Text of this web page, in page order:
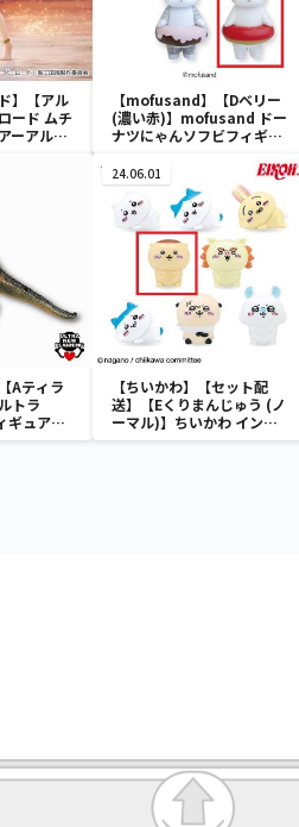
】【アル
ード ムチ
ーアルベ
【mofusand】【Dベリー
(濃い赤)】mofusand ドー
ナツにゃんソフビフィギュ
Aティラ
トラ
ギュアリ
24.06.01
【ちいかわ】【セット配
送】【Eくりまんじゅう (ノ
ーマル)】ちいかわ インテ
リアミニフィギュア４